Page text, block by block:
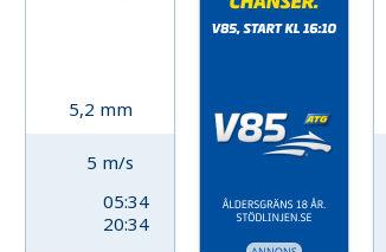
5,2 mm
5 m/s
05:34
20:34